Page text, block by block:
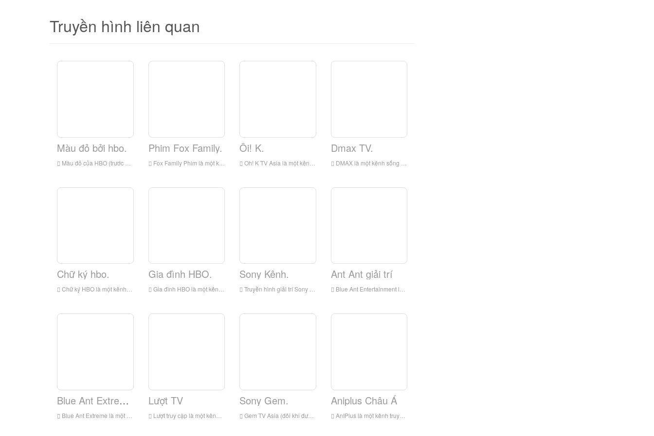
Truyền hình liên quan
Màu đỏ bởi hbo.
Màu đỏ của HBO (trước đây là màu đỏ màn hình, nhưng được gọi đơn giản là màu đỏ) là một kênh phim truyền hình thanh toán Đông Nam Á. Đó là một liên doanh giữa HBO Asia và Hong Kong Studio Mei Ah Entertainment. Ra mắt vào năm 2010, kênh tập trung Primaril
Phim Fox Family.
Fox Family Phim là một kênh truyền hình thanh toán Đông Nam Á thuộc sở hữu của Fox Networks Group Asia Pacific, một công ty con của Walt Disney Trực tiếp và Quốc tế. Kênh ban đầu có sẵn tại Singapore qua Starhub TV và Indo
Ôi! K.
Oh! K TV Asia là một kênh truyền hình của Công ty Phát thanh Turner, chủ yếu phát sóng ở Đông Nam Á. Hầu hết các chương trình phát sóng chủ yếu từ TV MBC Hàn Quốc (ngoại trừ giáo viên
Dmax TV.
DMAX là một kênh sống nam được vận hành bởi Discovery Networks Ceemea miễn phí. Nó được phát ở Đức, Áo, Thụy Sĩ, Châu Á Thái Bình Dương, Vương quốc Anh, Cộng hòa Ireland, Ý và Tây Ban Nha.
Chữ ký hbo.
Chữ ký HBO là một kênh ghép kênh của HBO ở châu Á có phim bom tấn Hollywood, bất kể thể loại nào. Nó có sẵn trong tám vùng lãnh thổ: tại Hồng Kông thông qua TV, tại Đài Loan thông qua Total TV, ở Philippines thông qua SkyCable Plati
Gia đình HBO.
Gia đình HBO là một kênh truyền hình thanh toán Đông Nam Á sở hữu HBO Asia, bao gồm các bộ phim bom tấn Hollywood
Sony Kênh.
Truyền hình giải trí Sony là một kênh truyền hình tiếng Hin-ddi Ấn Độ. Nó được ra mắt vào tháng 10 năm 1995 và thuộc về Sony Pictures India, một công ty con của Sony Corporation của Nhật Bản (Sony).
Ant Ant giải trí
Blue Ant Entertainment là một kênh truyền hình tiếng Anh 24/7 Đông Nam Á thuộc sở hữu của Blue Ant Media. Ra mắt vào năm 2013, ban đầu nó được gọi là Mạng giải trí RTL CBS Asia, một liên doanh của nhóm RTL và CBS Studios Interna
Blue Ant Extreme.
Blue Ant Extreme là một kênh truyền hình tiếng Anh Đông Nam Á phục vụ Đông Nam Á, thuộc sở hữu của Blue Ant Media. RTL CBS Extreme Kể từ khi ra mắt vào năm 2014, ban đầu nó được gọi là RTL CBS Extreme, được tạo bởi RTL CBS Châu Á Ente
Lượt TV
Lượt truy cập là một kênh truyền hình giải trí tiếng Anh thuộc sở hữu của một mạng lưới tua lại. Kênh này bắt đầu phát sóng tại Singapore vào ngày 9 tháng 12 năm 2013. Các chương trình chủ yếu là các chương trình phát sóng độ phân giải cao của album gần 40 tuổi
Sony Gem.
Gem TV Asia (đôi khi được gọi là Sony Gem hoặc đơn giản là Gem) là một kênh truyền hình trả tiền của Sony Pictures Truyền hình, một bộ phận của Sony Pictures Entertainment. Kênh này được tung ra lần đầu tiên tại Việt Nam vào ngày 1 tháng 1 năm 2014 [6] và WA
Aniplus Châu Á
AnIPlus là một kênh truyền hình trả lương Đông Nam Á tập trung vào bộ phim hoạt hình phát sóng như thể loại lập trình chính của nó. Nó được thành lập vào ngày 25 tháng 11 năm 2013 và nó có sẵn tại Singapore, Malaysia, Indonesia, Thái Lan và Philippines. Nó cũng không có